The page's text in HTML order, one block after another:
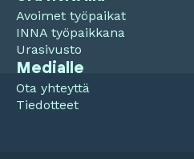
Avoimet työpaikat
INNA työpaikkana
Urasivusto
Medialle
Ota yhteyttä
Tiedotteet